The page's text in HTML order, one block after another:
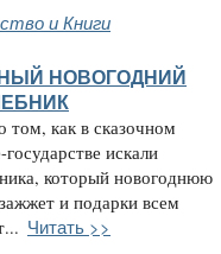
и Книги
НОВОГОДНИЙ
том, как в сказочном
государстве искали
который новогоднюю
и подарки всем
Читать >>